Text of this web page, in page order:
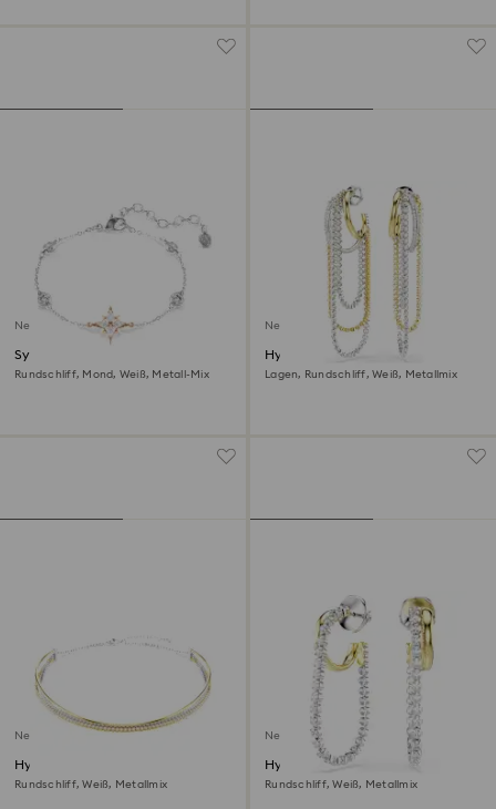
Neu
Symbolica Armband
Rundschliff, Mond, Weiß, Metall-Mix
Neu
Hyperbola Ohrringe
Lagen, Rundschliff, Weiß, Metallmix
Neu
Hyperbola Halskette
Rundschliff, Weiß, Metallmix
Neu
Hyperbola Ohrringe
Rundschliff, Weiß, Metallmix